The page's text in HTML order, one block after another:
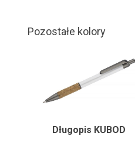
Pozostałe kolory
Długopis KUBOD